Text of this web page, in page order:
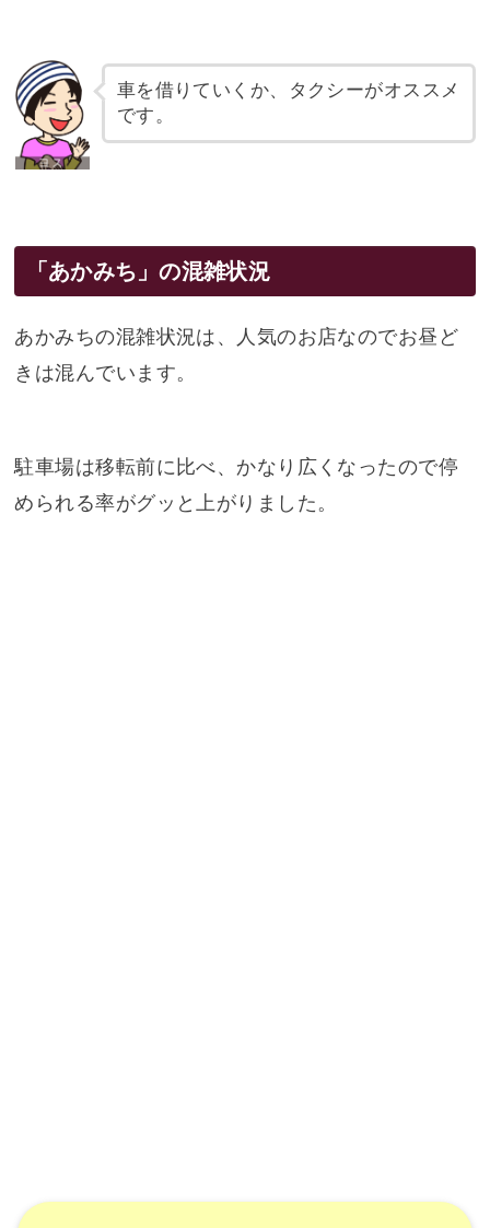
車を借りていくか、タクシーがオススメ
です。
「あかみち」の混雑状況
あかみちの混雑状況は、人気のお店なのでお昼ど
きは混んでいます。
駐車場は移転前に比べ、かなり広くなったので停
められる率がグッと上がりました。